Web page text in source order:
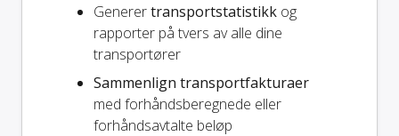
Generertransportstatistikk og
rapporter på tvers av alle dine
transportører
Sammenlign transportfakturaer
med forhåndsberegnede eller
forhåndsavtalte beløp